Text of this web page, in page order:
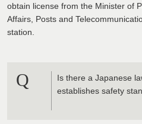
obtain license from the Minister of
Affairs, Posts and
station.
Q
Is there a Japanese
establishes safety